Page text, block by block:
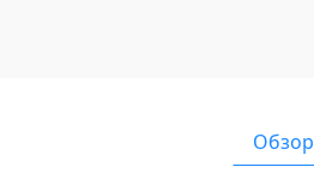
Обзор